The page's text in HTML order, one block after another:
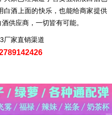
白酒上面的快乐，也能给商家提供
供应商，一切皆有可能。
厂家直销渠道